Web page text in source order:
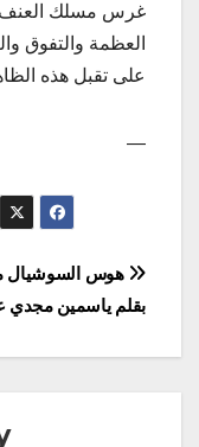
غرس مسلك العنف
العظمة والتفوق
على تقبل هذه
—
تصفّح
المقالات
هوس السوشيال
بقلم ياسمين مجدي